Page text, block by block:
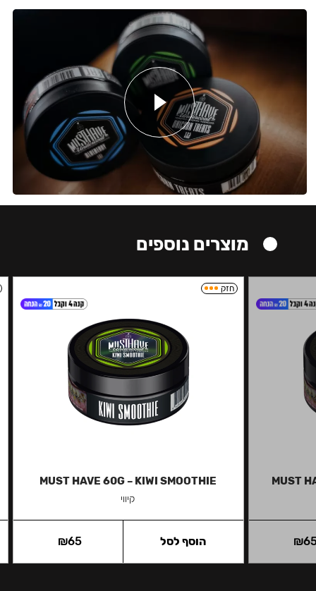
מוצרים נוספים
MUST
₪
חזק
MUST HAVE 60G – KIWI SMOOTHIE
קיווי
₪65 הוסף לסל